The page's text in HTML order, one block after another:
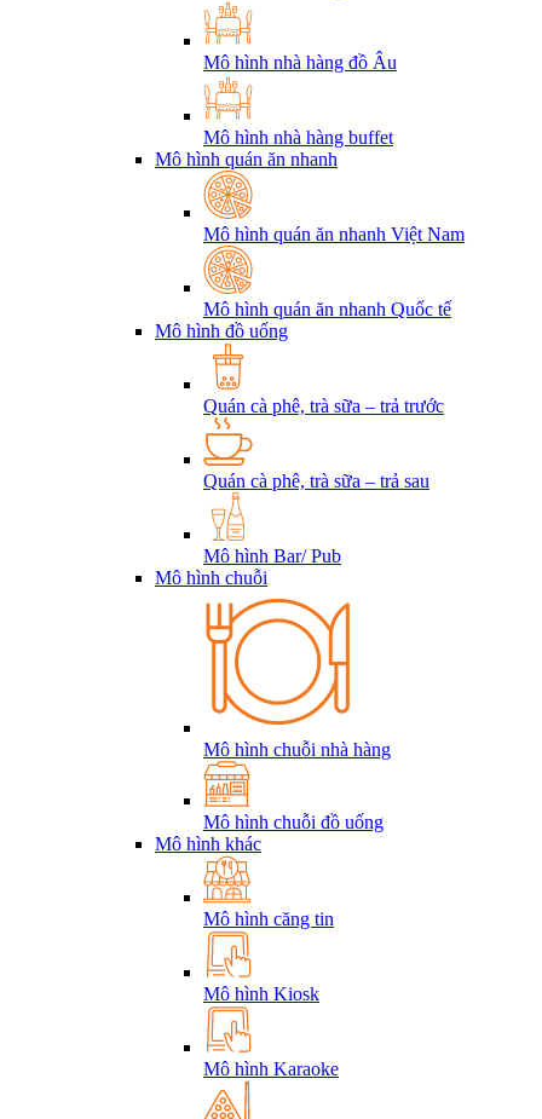
Mô hình nhà hàng đồ Âu
Mô hình nhà hàng buffet
Mô hình quán ăn nhanh
Mô hình quán ăn nhanh Việt Nam
Mô hình quán ăn nhanh Quốc tế
Mô hình đồ uống
Quán cà phê, trà sữa – trả trước
Quán cà phê, trà sữa – trả sau
Mô hình Bar/ Pub
Mô hình chuỗi
Mô hình chuỗi nhà hàng
Mô hình chuỗi đồ uống
Mô hình khác
Mô hình căng tin
Mô hình Kiosk
Mô hình Karaoke